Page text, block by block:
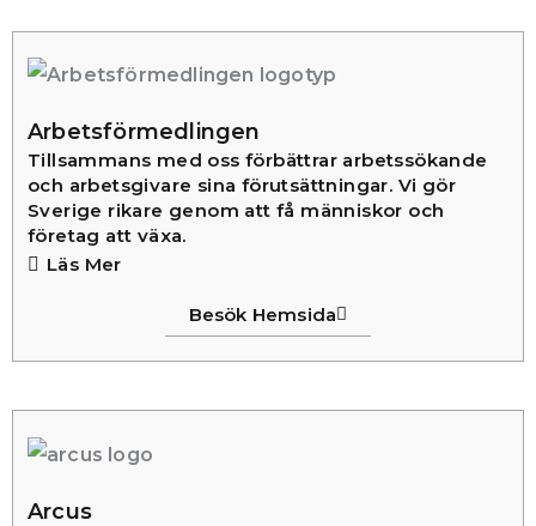
Arbetsförmedlingen
Tillsammans med oss förbättrar arbetssökande
och arbetsgivare sina förutsättningar. Vi gör
Sverige rikare genom att få människor och
företag att växa.
Läs Mer
Besök Hemsida
Arcus